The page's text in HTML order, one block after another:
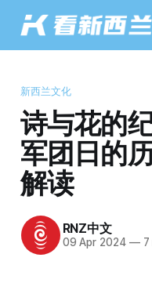
新西兰文化
诗与花的
军团日的
解读
RNZ中文
09 Apr 2024 —7